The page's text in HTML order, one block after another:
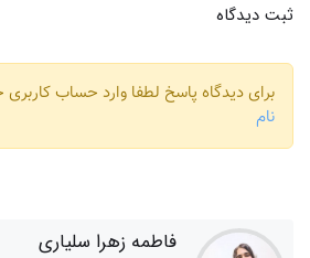
ثبت دیدگاه
برای دیدگاه پاسخ لطفا وارد حساب
نام
فاطمه زهرا سلیاری